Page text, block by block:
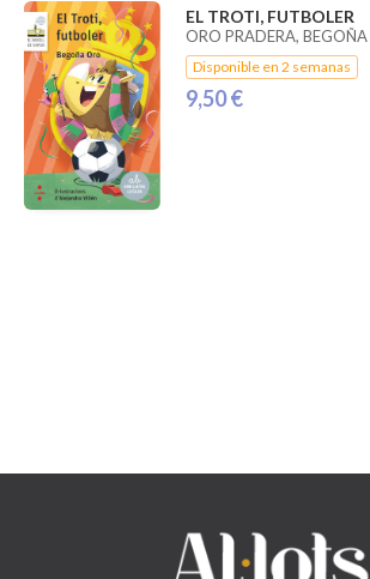
EL TROTI, FUTBOLER
ORO PRADERA, BEGOÑA
Disponible en 2 semanas
9,50 €